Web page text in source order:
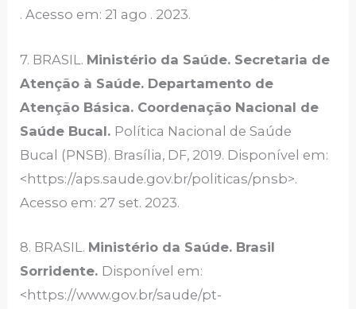
. Acesso em: 21 ago . 2023.
7. BRASIL. Ministério da Saúde. Secretaria de
Atenção à Saúde. Departamento de
Atenção Básica. Coordenação Nacional de
Saúde Bucal. Política Nacional de Saúde
Bucal (PNSB). Brasília, DF, 2019. Disponível em:
<https://aps.saude.gov.br/politicas/pnsb>.
Acesso em: 27 set. 2023.
8. BRASIL. Ministério da Saúde. Brasil
Sorridente. Disponível em:
<https://www.gov.br/saude/pt-